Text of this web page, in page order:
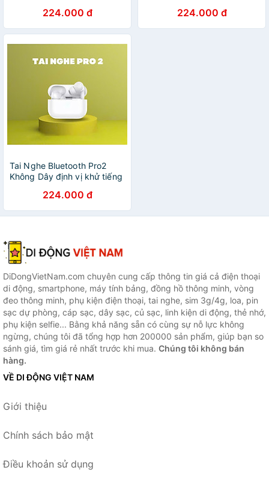
căng tự kết nối Fullbox phụ
kiện đủ tính năng đàm thoại
2 chiều - HÀNG CHÍNH
224.000 đ
căng tự kết nối Fullbox phụ
kiện đủ tính năng đàm thoại
224.000 đ
Tai Nghe Bluetooth Pro2
Không Dây định vị khử tiếng
căng tự kết nối Fullbox phụ
kiện đủ tính năng đàm thoại
2 chiều - Hàng chính hãng
224.000 đ
DiDongVietNam.com chuyên cung cấp thông tin giá cả điện thoại
di động, smartphone, máy tính bảng, đồng hồ thông minh, vòng
đeo thông minh, phụ kiện điện thoại, tai nghe, sim 3g/4g, loa, pin
sạc dự phòng, cáp sạc, dây sạc, củ sạc, linh kiện di động, thẻ nhớ,
phụ kiện selfie... Bằng khả năng sẵn có cùng sự nỗ lực không
ngừng, chúng tôi đã tổng hợp hơn 200000 sản phẩm, giúp bạn so
sánh giá, tìm giá rẻ nhất trước khi mua. Chúng tôi không bán
hàng.
VỀ DI ĐỘNG VIỆT NAM
Giới thiệu
Chính sách bảo mật
Điều khoản sử dụng